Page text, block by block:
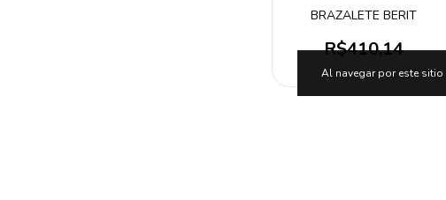
Al navegar por este sitio
BRAZALETE BERIT
R$410,14